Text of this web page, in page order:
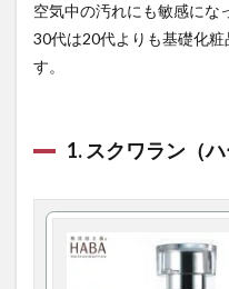
空気中の汚れにも敏感にな
30代は20代よりも基礎化
す。
1. スクワラン（ハ